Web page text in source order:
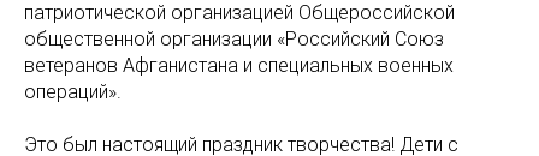
патриотической организацией Общероссийской
общественной организации «Российский Союз
ветеранов Афганистана и специальных военных
операций».
Это был настоящий праздник творчества! Дети с